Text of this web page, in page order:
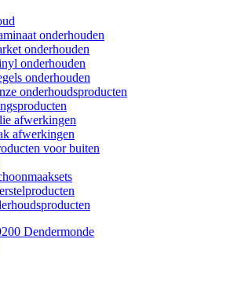
onderhouden
onderhouden
onderhouden
onderhouden
onderhoudsproducten
afwerkingen
afwerkingen
voor buiten
Dendermonde